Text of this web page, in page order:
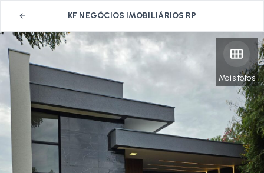
KF NEGÓCIOS IMOBILIÁRIOS RP
Mais fotos